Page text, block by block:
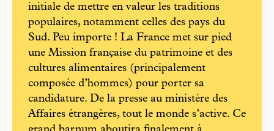
initiale de mettre en valeur les traditions
populaires, notamment celles des pays du
Sud. Peu importe ! La France met sur pied
une Mission française du patrimoine et des
cultures alimentaires (principalement
composée d’hommes) pour porter sa
candidature. De la presse au ministère des
Affaires étrangères, tout le monde s’active. Ce